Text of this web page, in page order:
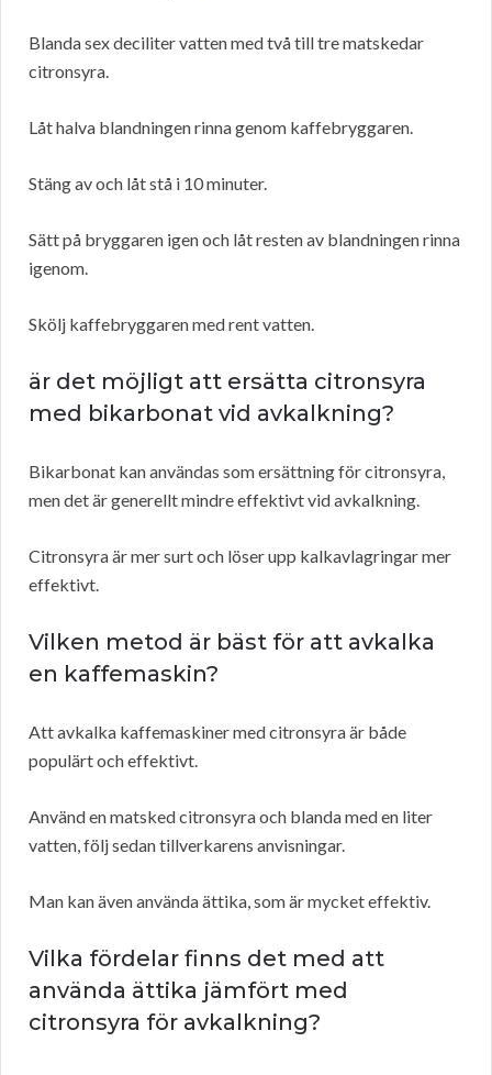
Blanda sex deciliter vatten med två till tre matskedar
citronsyra.
Låt halva blandningen rinna genom kaffebryggaren.
Stäng av och låt stå i 10 minuter.
Sätt på bryggaren igen och låt resten av blandningen rinna
igenom.
Skölj kaffebryggaren med rent vatten.
är det möjligt att ersätta citronsyra
med bikarbonat vid avkalkning?
Bikarbonat kan användas som ersättning för citronsyra,
men det är generellt mindre effektivt vid avkalkning.
Citronsyra är mer surt och löser upp kalkavlagringar mer
effektivt.
Vilken metod är bäst för att avkalka
en kaffemaskin?
Att avkalka kaffemaskiner med citronsyra är både
populärt och effektivt.
Använd en matsked citronsyra och blanda med en liter
vatten, följ sedan tillverkarens anvisningar.
Man kan även använda ättika, som är mycket effektiv.
Vilka fördelar finns det med att
använda ättika jämfört med
citronsyra för avkalkning?